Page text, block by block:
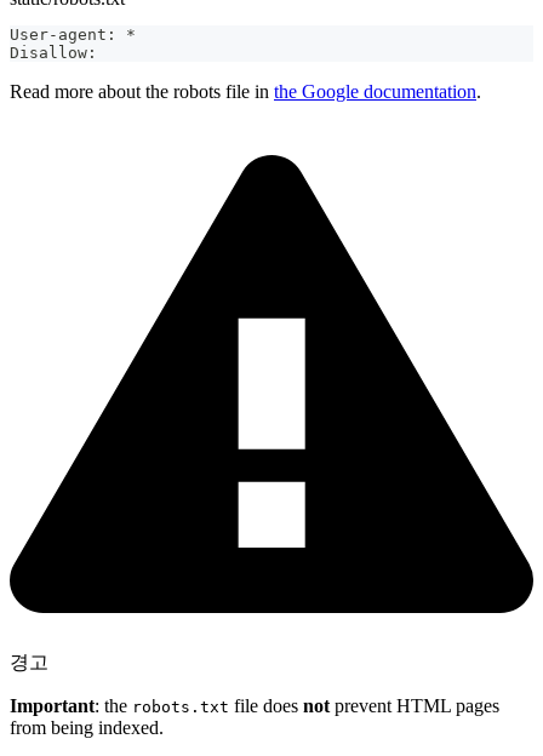
User-agent: *
Disallow:
Read more about the robots file in the Google documentation.
경고
Important: the robots.txt file does not prevent HTML pages
from being indexed.